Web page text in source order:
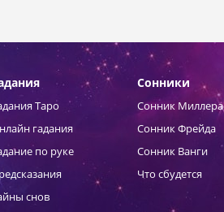
Таро
гадания
по руке
снов
Сонники
Сонник Миллера
Сонник Фрейда
Сонник Ванги
Что сбудется